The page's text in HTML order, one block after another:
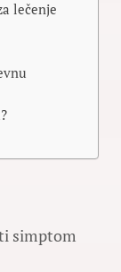
lečenje
simptom